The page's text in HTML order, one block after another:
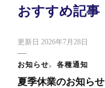
おすすめ記事
更新日 2026年7月28日
お知らせ 各種通知
夏季休業のお知らせ